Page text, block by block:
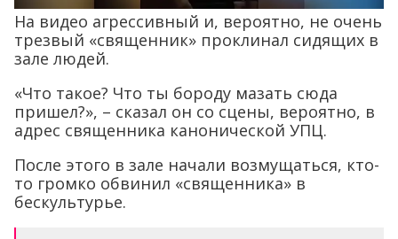
На видео агрессивный и, вероятно, не очень
трезвый «священник» проклинал сидящих в
зале людей.
«Что такое? Что ты бороду мазать сюда
пришел?», – сказал он со сцены, вероятно, в
адрес священника канонической УПЦ.
После этого в зале начали возмущаться, кто-
то громко обвинил «священника» в
бескультурье.